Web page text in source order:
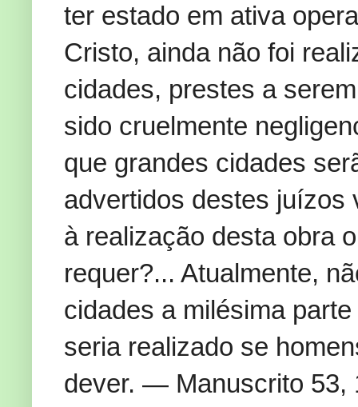
ter estado em ativa
Cristo, ainda não foi
cidades, prestes a
sido cruelmente
que grandes cidades
advertidos destes juízos
à realização desta obra
requer?... Atualmente,
cidades a milésima
seria realizado se
dever. — Manuscrito 53,